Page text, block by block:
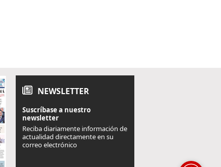
NEWSLETTER
Suscríbase a nuestro
newsletter
Reciba diariamente información de
actualidad directamente en su
correo electrónico